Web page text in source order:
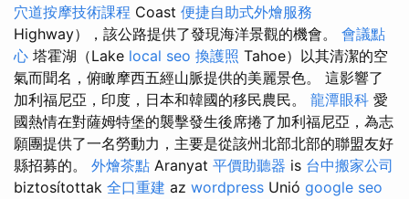
穴道按摩技術課程 Coast 便捷自助式外燴服務
Highway），該公路提供了發現海洋景觀的機會。 會議點
心 塔霍湖（Lake local seo 換護照 Tahoe）以其清潔的空
氣而聞名，俯瞰摩西五經山脈提供的美麗景色。 這影響了
加利福尼亞，印度，日本和韓國的移民農民。 龍潭眼科 愛
國熱情在對薩姆特堡的襲擊發生後席捲了加利福尼亞，為志
願團提供了一名勞動力，主要是從該州北部北部的聯盟友好
縣招募的。 外燴茶點 Aranyat 平價助聽器 is 台中搬家公司
biztosítottak 全口重建 az wordpress Unió google seo